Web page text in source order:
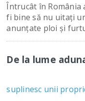
Întrucât în România
fi bine să nu uitați
anunțate ploi și
De la lume
suplinesc unii